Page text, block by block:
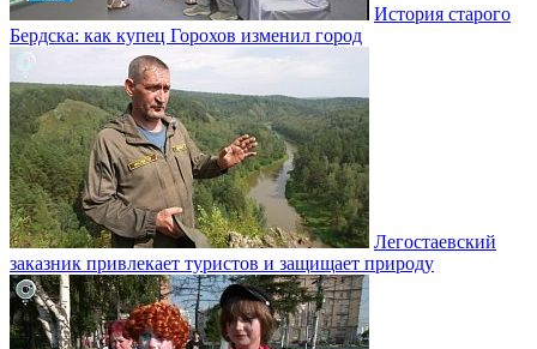
История старого
Бердска: как купец Горохов изменил город
Легостаевский
заказник привлекает туристов и защищает природу